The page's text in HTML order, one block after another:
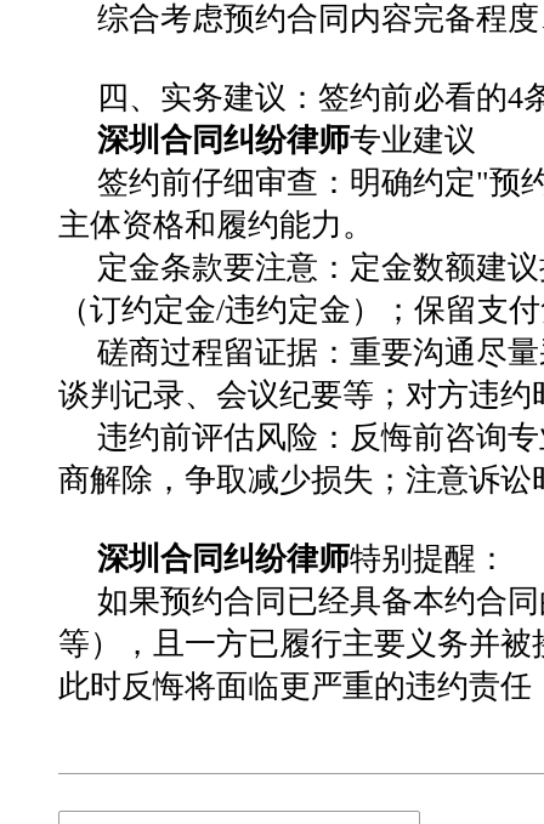
综合考虑预约合同内容完备程
四、实务建议：签约前必看的4
深圳合同纠纷律师专业建议
签约前仔细审查： 明确约定"预
主体资格和履约能力。
定金条款要注意： 定金数额建
（订约定金/违约定金）；保留支
磋商过程留证据： 重要沟通尽
谈判记录、会议纪要等；对方违约
违约前评估风险： 反悔前咨询
商解除，争取减少损失；注意诉
深圳合同纠纷律师特别提醒：
如果预约合同已经具备本约合
等），且一方已履行主要义务并被
此时反悔将面临更严重的违约责任